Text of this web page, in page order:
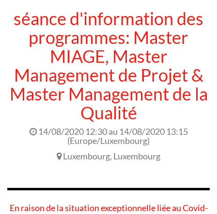
séance d'information des
programmes: Master
MIAGE, Master
Management de Projet &
Master Management de la
Qualité
14/08/2020 12:30au 14/08/2020 13:15
(Europe/Luxembourg)
Luxembourg, Luxembourg
En raison de la situation exceptionnelle liée au Covid-